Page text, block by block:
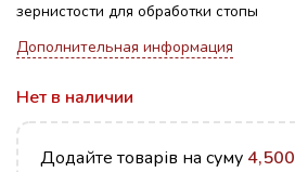
зернистости для обработки стопы
Дополнительная информация
Нет в наличии
Додайте товарів на суму 4,500